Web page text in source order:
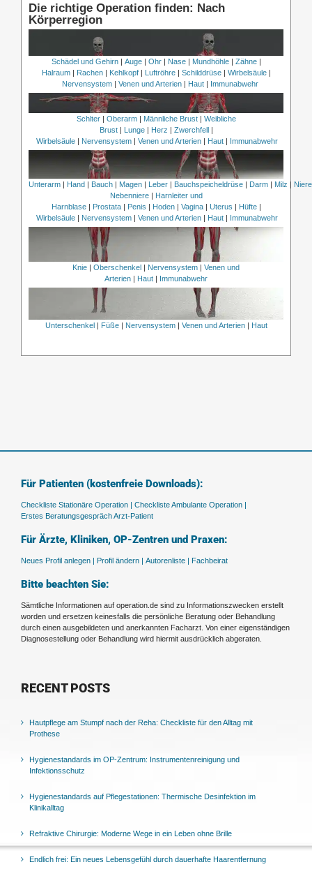
Die richtige Operation finden: Nach
Körperregion
Schädel und Gehirn| Auge| Ohr| Nase| Mundhöhle| Zähne|
Halraum| Rachen| Kehlkopf| Luftröhre| Schilddrüse| Wirbelsäule|
Nervensystem
Venen und Arterien Haut Immunabwehr
Schlter| Oberarm| Männliche Brust| Weibliche
Brust| Lunge| Herz | Zwerchfell|
Wirbelsäule | Nervensystem | Venen und Arterien | Haut | Immunabwehr
Unterarm| Hand| Bauch| Magen| Leber| Bauchspeicheldrüse| Darm| Milz |
Nebenniere| Harnleiter und
Harnblase| Prostata| Penis | Hoden| Vagina| Uterus | Hüfte|
Wirbelsäule | Nervensystem | Venen und Arterien | Haut | Immunabwehr
Knie Oberschenkel Nervensystem
Venen und
Arterien
Haut Immunabwehr
Unterschenkel| Füße| Nervensystem| Venen und Arterien| Haut
Für Patienten (kostenfreie Downloads):
Checkliste Stationäre Operation |
Checkliste Ambulante Operation |
Erstes Beratungsgespräch Arzt-Patient
Für Ärzte, Kliniken, OP-Zentren und Praxen:
Neues Profil anlegen | Profil ändern | Autorenliste | Fachbeirat
Bitte beachten Sie:
Sämtliche Informationen auf operation.de sind zu Informationszwecken erstellt
worden und ersetzen keinesfalls die persönliche Beratung oder Behandlung
durch einen ausgebildeten und anerkannten Facharzt. Von einer eigenständigen
Diagnosestellung oder Behandlung wird hiermit ausdrücklich abgeraten.
RECENT POSTS
Hautpflege am Stumpf nach der Reha: Checkliste für den Alltag mit
Prothese
Hygienestandards im OP-Zentrum: Instrumentenreinigung und
Infektionsschutz
Hygienestandards auf Pflegestationen: Thermische Desinfektion im
Klinikalltag
Refraktive Chirurgie: Moderne Wege in ein Leben ohne Brille
Endlich frei: Ein neues Lebensgefühl durch dauerhafte Haarentfernung